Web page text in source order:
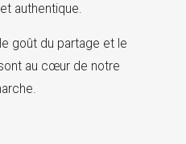
authentique.
goût du partage et le
au cœur de notre